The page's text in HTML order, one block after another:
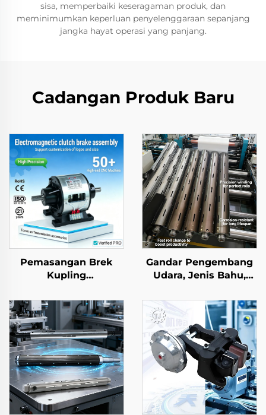
sisa, memperbaiki keseragaman produk, dan
meminimumkan keperluan penyelenggaraan sepanjang
jangka hayat operasi yang panjang.
Cadangan Produk Baru
Pemasangan Brek
Kupling
24V Keluli OEM Boleh
Disesuaikan untuk
Mesin Fotokopi
Gandar Pengembang
Udara, Jenis Bahu,
Udara, Inti Galas yang
Dapat Mengembang
untuk Mesin
Penggulung Semula